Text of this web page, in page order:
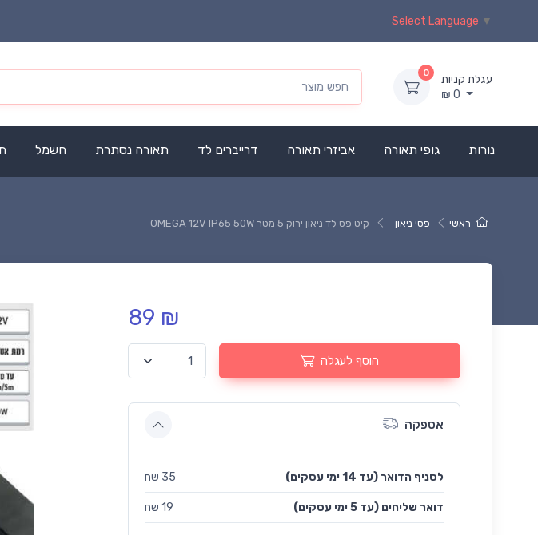
Select Language ▼
0
עגלת קניות
₪ 0
נורות גופי תאורה אביזרי תאורה דרייברים לד תאורה נסתרת חשמל
ראשי פסי ניאון קיט פס לד ניאון ירוק 5 מטר OMEGA 12V IP65 50W
89 ₪
הוסף לעגלה
אספקה
לסניף הדואר (עד 14 ימי עסקים) 35 שח
(עד 5 ימי עסקים) דואר שליחים 19 שח